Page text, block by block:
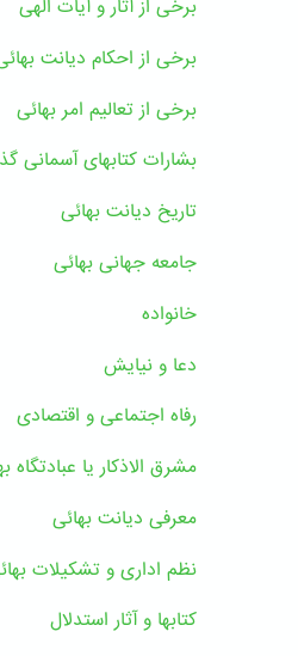
برخی از آثار و آیات الهی
برخی از احکام دیانت
برخی از تعالیم امر بهائی
بشارات کتابهای آسمانی
تاریخ دیانت بهائی
جامعه جهانی بهائی
خانواده
دعا و نیایش
رفاه اجتماعی و اقتصادی
مشرق الاذکار یا عبادتگاه
معرفی دیانت بهائی
نظم اداری و تشکیلات
کتابها و آثار استدلال